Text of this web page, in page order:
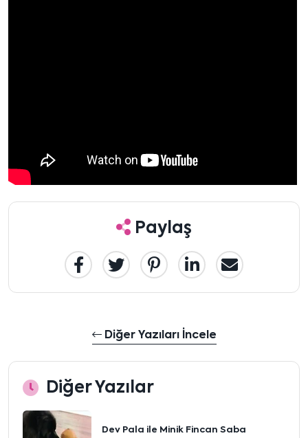
Paylaş
Diğer Yazıları İncele
Diğer Yazılar
Dev Pala ile Minik Fincan Saba